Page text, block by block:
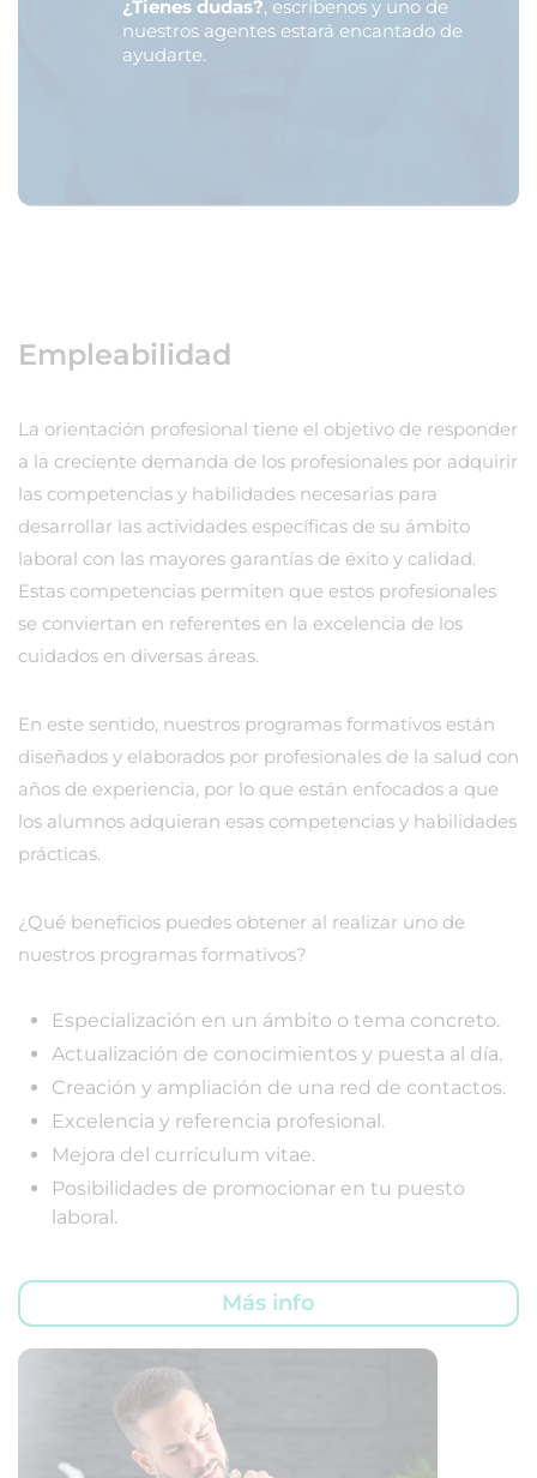
¿Tienes dudas?, escríbenos y uno de
nuestros agentes estará encantado de
ayudarte.
Empleabilidad
La orientación profesional tiene el objetivo de responder
a la creciente demanda de los profesionales por adquirir
las competencias y habilidades necesarias para
desarrollar las actividades específicas de su ámbito
laboral con las mayores garantías de éxito y calidad.
Estas competencias permiten que estos profesionales
se conviertan en referentes en la excelencia de los
cuidados en diversas áreas.
En este sentido, nuestros programas formativos están
diseñados y elaborados por profesionales de la salud con
años de experiencia, por lo que están enfocados a que
los alumnos adquieran esas competencias y habilidades
prácticas.
¿Qué beneficios puedes obtener al realizar uno de
nuestros programas formativos?
Especialización en un ámbito o tema concreto.
Actualización de conocimientos y puesta al día.
Creación y ampliación de una red de contactos.
Excelencia y referencia profesional.
Mejora del currículum vitae.
Posibilidades de promocionar en tu puesto
laboral.
Más info